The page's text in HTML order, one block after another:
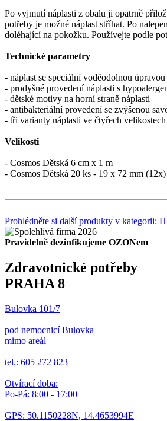
Po vyjmutí náplasti z obalu ji opatrně
potřeby je možné náplast stříhat. Po
doléhající na pokožku. Používejte podle
Technické parametry
- náplast se speciální voděodolnou úpravou
- prodyšné provedení náplasti s
- dětské motivy na horní straně náplasti
- antibakteriální provedení se zvýšenou
- tři varianty náplasti ve čtyřech velikostech
Velikosti
- Cosmos Dětská 6 cm x 1 m
- Cosmos Dětská 20 ks - 19 x 72 mm
Prohlédněte si další produkty v kategorii:
Pravidelně dezinfikujeme OZONem
Zdravotnické potřeby
PRAHA 8
Bulovka 101/7
pod nemocnicí Bulovka
mimo areál
tel.: 605 272 823
Otvírací doba:
Po-Pá: 8:00 - 17:00
GPS: 50.1150228N, 14.4653994E